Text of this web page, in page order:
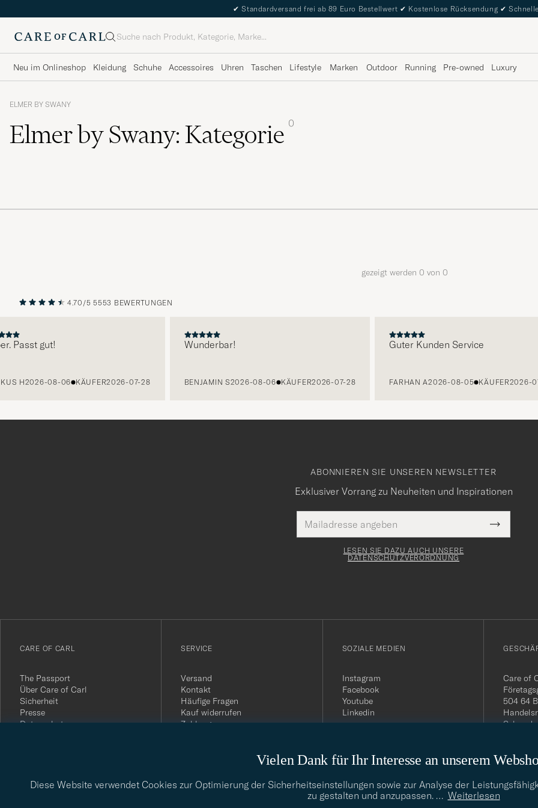
✔ Standardversand frei ab 89 Euro Bestellwert ✔ Kostenlose Rücksendung ✔
Suche
Neu im Onlineshop Kleidung Schuhe Accessoires Uhren Taschen Lifestyle Marken Outdoor Running Pre-owned Luxury
ELMER BY SWANY
Elmer by Swany: Kategorie 0
gezeigt werden 0 von 0
VORHERIGE
4.70/5 5553 BEWERTUNGEN
Passt gut!
H2026-08-06 KÄUFER2026-07-28
Wunderbar!
BENJAMIN S2026-08-06 KÄUFER2026-07-28
Guter Kunden Service
FARHAN A2026-08-05 KÄUFER2026-
Vielen Dank für Ihr Interesse an unserem
Diese Website verwendet Cookies zur Optimierung der Sicherheitseinstellungen sowie zur Analyse der
zu gestalten und anzupassen. … Weiterlesen
ABONNIEREN SIE UNSEREN NEWSLETTER
Exklusiver Vorrang zu Neuheiten und Inspirationen
Mail
Adresse
Pflichtfeld
Submit
Newsletter
till
nyhetsbrev!
LESEN SIE DAZU AUCH UNSERE
DATENSCHUTZVERORDNUNG
CARE OF CARL
The Passport
Über Care of Carl
Sicherheit
Presse
Datenschutz
SERVICE
Versand
Kontakt
Häufige Fragen
Kauf widerrufen
Zahlung
SOZIALE MEDIEN
Instagram
Facebook
Youtube
Linkedin
Care of
504 64
USt-
E-Mail-